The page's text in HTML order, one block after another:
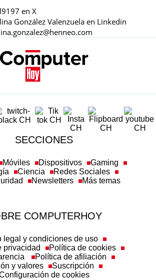
en X
González Valenzuela en Linkedin
SECCIONES
Móviles Dispositivos
Gaming
Ciencia
Redes Sociales
Newsletters Más temas
COMPUTERHOY
legal y condiciones de uso
privacidad
Política de cookies
Política de afiliación
y valores
Suscripción
de cookies